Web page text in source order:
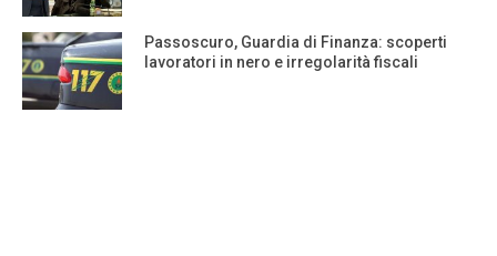
Passoscuro, Guardia di Finanza: scoperti
lavoratori in nero e irregolarità fiscali